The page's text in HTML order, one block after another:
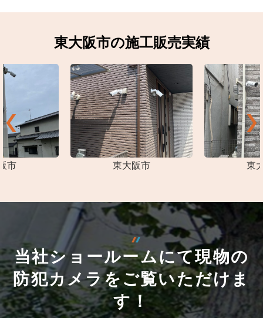
東大阪市の施工販売実績
市 東大阪市 東
当社ショールームにて現物の
防犯カメラをご覧いただけま
す！